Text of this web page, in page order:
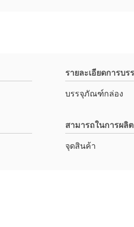
รายละเอียดการบร
บรรจุภัณฑ์กล่อง
สามารถในการผลิต
จุดสินค้า